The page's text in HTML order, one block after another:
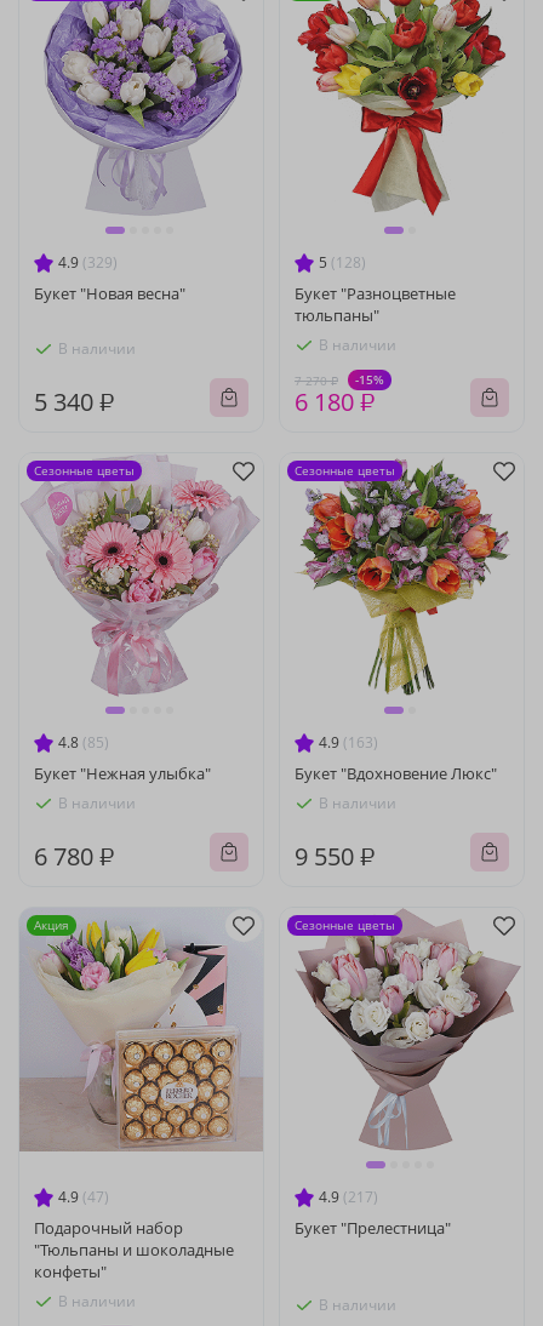
4.9 (329)
Букет "Новая весна"
В наличии
5 340 ₽
5 (128)
Букет "Разноцветные
тюльпаны"
В наличии
7 270 ₽ -15%
6 180 ₽
4.8 (85)
Букет "Нежная улыбка"
В наличии
6 780 ₽
Сезонные цветы
4.9 (163)
Букет "Вдохновение Люкс"
В наличии
9 550 ₽
Сезонные цветы
4.9 (47)
Подарочный набор
"Тюльпаны и шоколадные
конфеты"
В наличии
Акция
4.9 (217)
Букет "Прелестница"
В наличии
Сезонные цветы